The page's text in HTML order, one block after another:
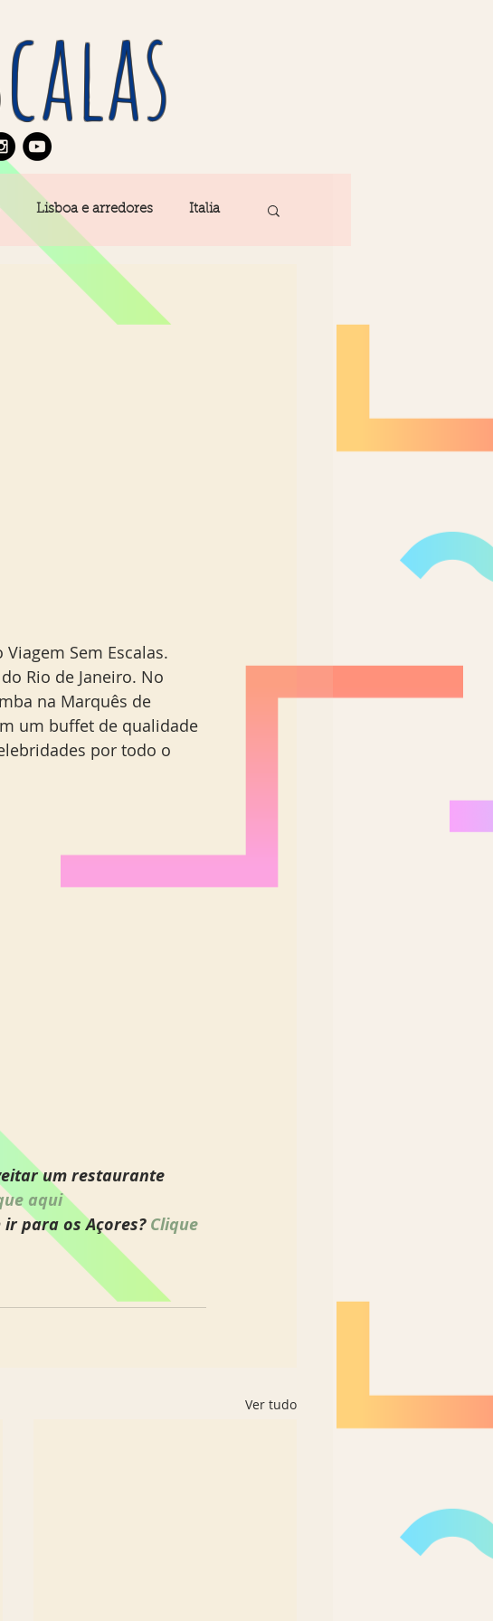
Lisboa e arredores Italia
Fatima
Rio de Janeiro. No
na Marquês de
um buffet de qualidade
por todo o
um restaurante
aqui
para os Açores? Clique
Ver tudo